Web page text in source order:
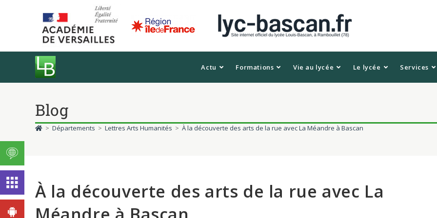
Actu Formations Vie au lycée Le lycée Services
Blog
> Départements > Lettres Arts Humanités > À la découverte des arts de la rue avec La Méandre à Bascan
À la découverte des arts de la rue avec La